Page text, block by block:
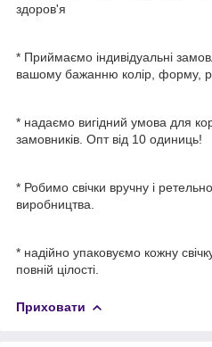
здоров'я
* Приймаємо індивідуальні
вашому бажанню колір, форму,
* надаємо вигідний умова для
замовників. Опт від 10 одиниць!
* Робимо свічки вручну і
виробництва.
* надійно упаковуємо кожну
повній цілості.
Приховати